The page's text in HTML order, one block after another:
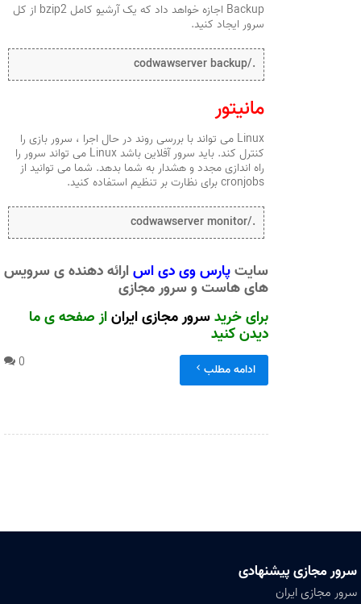
Backup اجازه خواهد داد که یک آرشیو کامل bzip2 از کل
سرور ایجاد کنید.
./codwawserver backup
مانیتور
Linux می تواند با بررسی روند در حال اجرا ، سرور بازی را
کنترل کند. باید سرور آفلاین باشد Linux می تواند سرور را
راه اندازی مجدد و هشدار به شما بدهد. شما می توانید از
cronjobs برای نظارت بر تنظیم استفاده کنید.
./codwawserver monitor
سایتپارس وی دی اس ارائه دهنده ی سرویس
های هاست و سرور مجازی
برای خریدسرور مجازی ایراناز صفحه ی ما
دیدن کنید
0 ادامه مطلب
سرور مجازی پیشنهادی
سرور مجازی ایران